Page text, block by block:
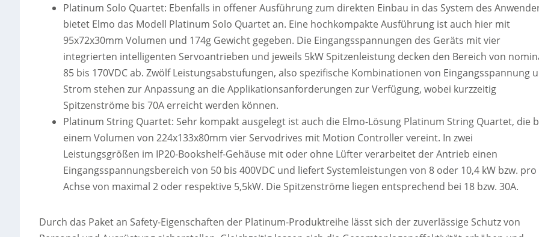
Platinum Solo Quartet: Ebenfalls in offener Ausführung zum direkten Einbau in das System des
bietet Elmo das Modell Platinum Solo Quartet an. Eine hochkompakte Ausführung ist auch hier mit
95x72x30mm Volumen und 174g Gewicht gegeben. Die Eingangsspannungen des Geräts mit vier
integrierten intelligenten Servoantrieben und jeweils 5kW Spitzenleistung decken den Bereich von
85 bis 170VDC ab. Zwölf Leistungsabstufungen, also spezifische Kombinationen von Eingangsspannung
Strom stehen zur Anpassung an die Applikationsanforderungen zur Verfügung, wobei kurzzeitig
Spitzenströme bis 70A erreicht werden können.
Platinum String Quartet: Sehr kompakt ausgelegt ist auch die Elmo-Lösung Platinum String Quartet, die
einem Volumen von 224x133x80mm vier Servodrives mit Motion Controller vereint. In zwei
Leistungsgrößen im IP20-Bookshelf-Gehäuse mit oder ohne Lüfter verarbeitet der Antrieb einen
Eingangsspannungsbereich von 50 bis 400VDC und liefert Systemleistungen von 8 oder 10,4 kW bzw. pro
Achse von maximal 2 oder respektive 5,5kW. Die Spitzenströme liegen entsprechend bei 18 bzw. 30A.
Durch das Paket an Safety-Eigenschaften der Platinum-Produktreihe lässt sich der zuverlässige Schutz von